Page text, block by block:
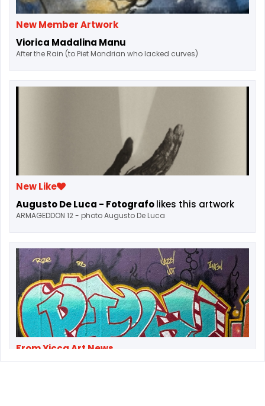
New Member Artwork
Viorica Madalina Manu
After the Rain (to Piet Mondrian who lacked curves)
New Like
Augusto De Luca - Fotografolikes this artwork
ARMAGEDDON 12 - photo Augusto De Luca
From Yicca Art News